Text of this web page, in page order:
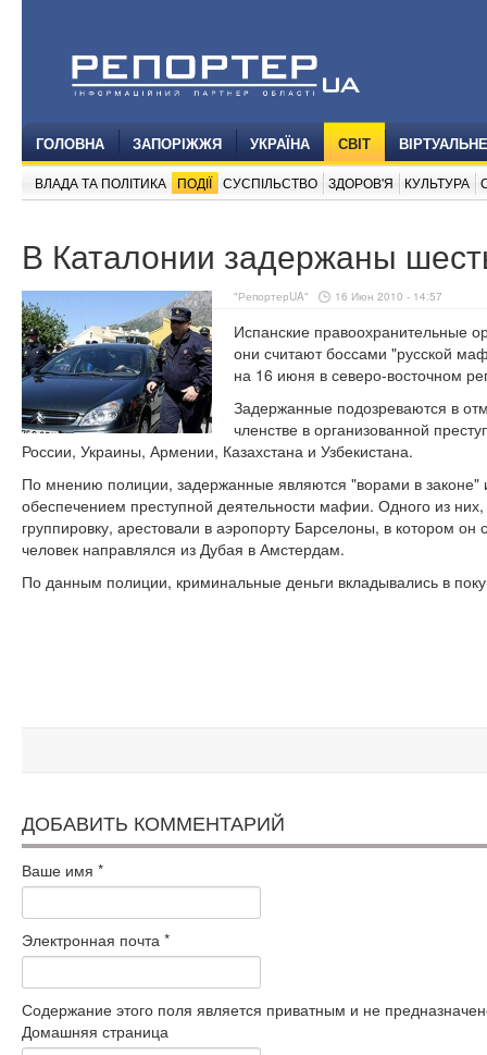
ГОЛОВНА ЗАПОРІЖЖЯ УКРАЇНА СВІТ
ВЛАДА ТА ПОЛІТИКА ПОДІЇ СУСПІЛЬСТВО ЗДОРОВ'Я КУЛЬТУРА
В Каталонии задержаны
"РепортерUA" 16 Июн 2010 - 14:57
Испанские правоохранительные
они считают боссами "русской
на 16 июня в северо-восточном
Задержанные подозреваются в
членстве в организованной
России, Украины, Армении, Казахстана и Узбекистана.
По мнению полиции, задержанные являются "ворами в
обеспечением преступной деятельности мафии. Одного из
группировку, арестовали в аэропорту Барселоны, в котором
человек направлялся из Дубая в Амстердам.
По данным полиции, криминальные деньги вкладывались в
ДОБАВИТЬ КОММЕНТАРИЙ
Ваше имя *
Электронная почта *
Содержание этого поля является приватным и не
Домашняя страница